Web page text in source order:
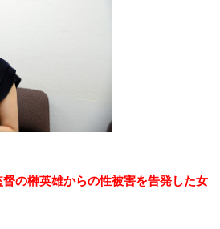
督の榊英雄からの性被害を告発した女